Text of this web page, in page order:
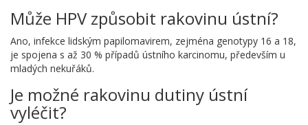
Může HPV způsobit rakovinu ústní?
Ano, infekce lidským papilomavirem, zejména genotypy 16 a 18,
je spojena s až 30 % případů ústního karcinomu, především u
mladých nekuřáků.
Je možné rakovinu dutiny ústní
vyléčit?